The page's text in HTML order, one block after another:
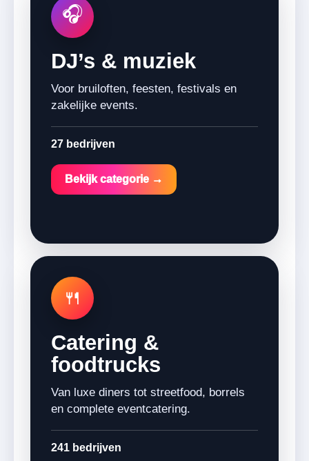
🎧
DJ’s & muziek
Voor bruiloften, feesten, festivals en
zakelijke events.
27 bedrijven
Bekijk categorie →
🍴
Catering &
foodtrucks
Van luxe diners tot streetfood, borrels
en complete eventcatering.
241 bedrijven